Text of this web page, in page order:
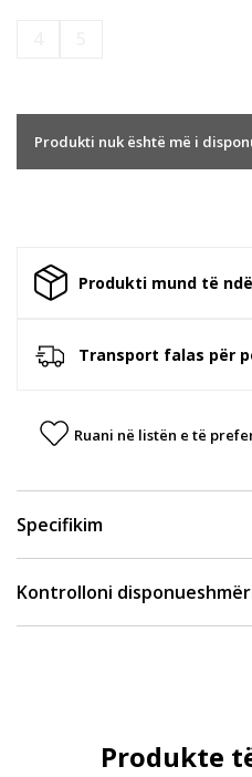
Produkti nuk është më i
Produkti mund të
Transport falas për
Ruani në listën e të
Specifikim
Kontrolloni
Produkte